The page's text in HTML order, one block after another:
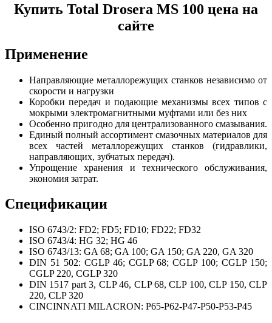
Купить Total Drosera MS 100 цена на
сайте
Применение
Направляющие металлорежущих станков независимо от
скорости и нагрузки
Коробки передач и подающие механизмы всех типов с
мокрыми электромагнитными муфтами или без них
Особенно пригодно для централизованного смазывания.
Единый полный ассортимент смазочных материалов для
всех частей металлорежущих станков (гидравлики,
направляющих, зубчатых передач).
Упрощение хранения и технического обслуживания,
экономия затрат.
Спецификации
ISO 6743/2: FD2; FD5; FD10; FD22; FD32
ISO 6743/4: HG 32; HG 46
ISO 6743/13: GA 68; GA 100; GA 150; GA 220, GA 320
DIN 51 502: CGLP 46; CGLP 68; CGLP 100; CGLP 150;
CGLP 220, CGLP 320
DIN 1517 part 3, CLP 46, CLP 68, CLP 100, CLP 150, CLP
220, CLP 320
CINCINNATI MILACRON: P65-P62-P47-P50-P53-P45